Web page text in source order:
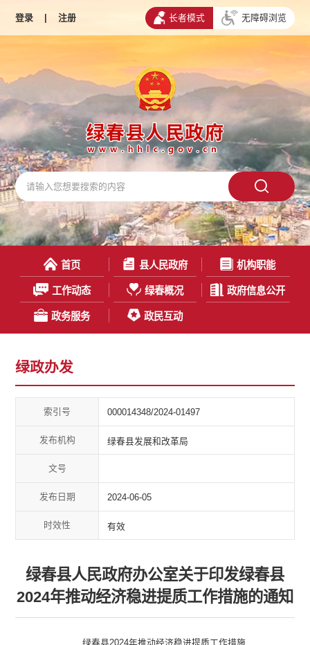
登录 | 注册 长者模式 无障碍浏览
首页 县人民政府 机构职能
工作动态 绿春概况 政府信息公开
政务服务 政民互动
绿政办发
索引号 000014348/2024-01497
发布机构 绿春县发展和改革局
文号
发布日期 2024-06-05
时效性 有效
绿春县人民政府办公室关于印发绿春县
2024年推动经济稳进提质工作措施的通知
绿春县2024年推动经济稳进提质工作措施